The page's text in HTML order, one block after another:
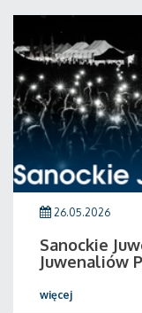
26.05.2026
Sanockie
Juwenaliów
więcej